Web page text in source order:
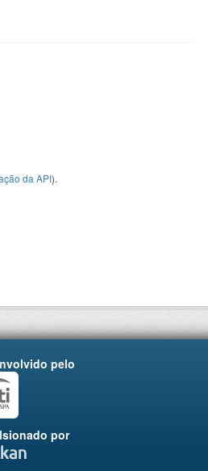
da API).
pelo
por